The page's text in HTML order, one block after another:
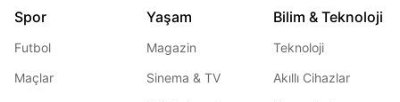
Spor
Futbol
Maçlar
Yaşam
Magazin
Sinema & TV
Bilim & Teknoloji
Teknoloji
Akıllı Cihazlar